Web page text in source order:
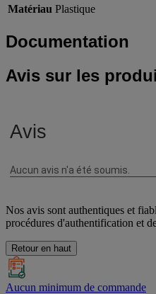
Matériau Plastique
Documentation
Avis sur les
Nos avis sont authentiques et
procédures d'authentification et
Retour en haut
Aucun minimum de commande